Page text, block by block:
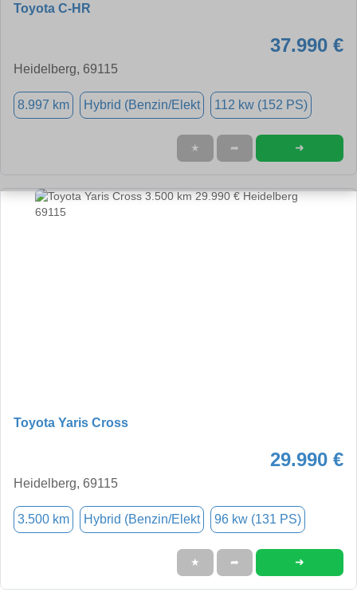
Toyota C-HR
37.990 €
Heidelberg, 69115
8.997 km Hybrid (Benzin/Elekt 112 kw (152 PS)
★ ➦ ➜
Toyota Yaris Cross
29.990 €
Heidelberg, 69115
3.500 km Hybrid (Benzin/Elekt 96 kw (131 PS)
★ ➦ ➜